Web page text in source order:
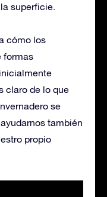
superficie.
cómo los
formas
claro de lo que
se
también
propio